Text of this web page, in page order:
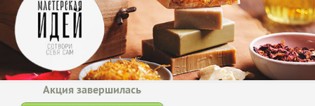
Акция завершилась